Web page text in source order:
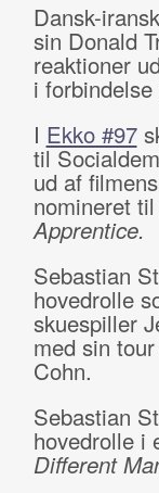
Dansk-
sin Donald
reaktioner
i
I Ekko #97
til
ud af
nomineret
Apprentice.
Sebastian
hovedrolle
skuespiller
med sin
Cohn.
Sebastian
hovedrolle i
Different